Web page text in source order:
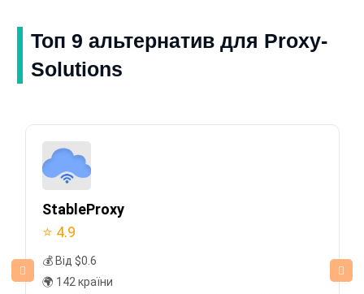
Топ 9 альтернатив для Proxy-
Solutions
StableProxy
⭐ 4.9
💰 Від $0.6
🌍 142 країни